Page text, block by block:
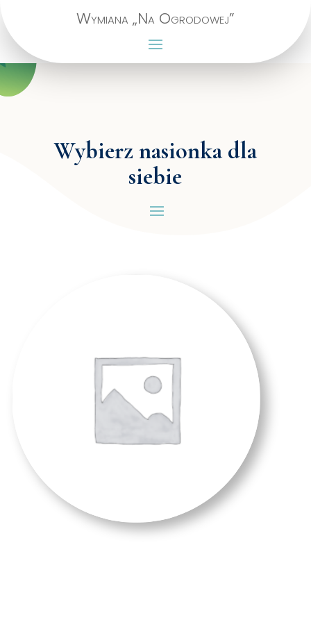
Wymiana „Na Ogrodowej”
Wybierz nasionka dla
siebie